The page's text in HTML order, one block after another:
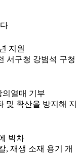
지원
서구청 강범석 구청
열매 기부
및 확산을 방지해 지
박차
, 재생 소재 용기 개